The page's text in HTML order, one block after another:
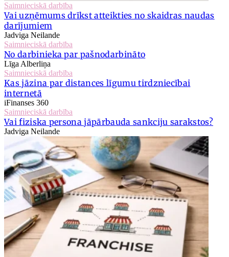
Saimnieciskā darbība
Vai uzņēmums drīkst atteikties no skaidras naudas
darījumiem
Jadviga Neilande
Saimnieciskā darbība
No darbinieka par pašnodarbināto
Līga Alberliņa
Saimnieciskā darbība
Kas jāzina par distances līgumu tirdzniecībai
internetā
iFinanses 360
Saimnieciskā darbība
Vai fiziska persona jāpārbauda sankciju sarakstos?
Jadviga Neilande